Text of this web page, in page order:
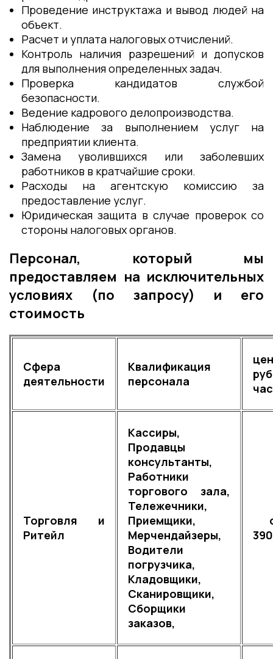
Проведение инструктажа и вывод людей на
объект.
Расчет и уплата налоговых отчислений.
Контроль наличия разрешений и допусков
для выполнения определенных задач.
Проверка кандидатов службой
безопасности.
Ведение кадрового делопроизводства.
Наблюдение за выполнением услуг на
предприятии клиента.
Замена уволившихся или заболевших
работников в кратчайшие сроки.
Расходы на агентскую комиссию за
предоставление услуг.
Юридическая защита в случае проверок со
стороны налоговых органов.
Персонал, который мы
предоставляем на исключительных
условиях (по запросу) и его
стоимость
Сфера
деятельности
Квалификация
персонала
час
Торговля и
Ритейл
Кассиры,
Продавцы
консультанты,
Работники
торгового зала,
Тележечники,
Приемщики,
Мерчендайзеры,
Водители
погрузчика,
Кладовщики,
Сканировщики,
Сборщики
заказов,